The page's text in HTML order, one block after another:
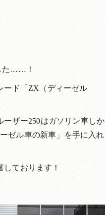
た……！
ード「ZX（ディーゼル
ザー250はガソリン車しか
ゼル車の新車」を手に入れ
ております！